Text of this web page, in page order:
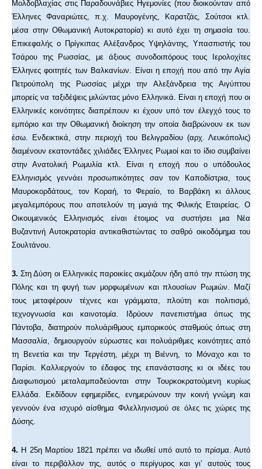
Μολδοβλαχίας στις Παραδουνάβιες Ηγεμονίες (που διοικούνταν από
Έλληνες Φαναριώτες, π.χ. Μαυρογένης, Καρατζάς, Σούτσοι κτλ.
μέσα στην Οθωμανική Αυτοκρατορία) κι αυτό έχει τη σημασία του.
Επικεφαλής ο Πρίγκιπας Αλέξανδρος Υψηλάντης, Υπασπιστής του
Τσάρου της Ρωσσίας, με άξιους συνοδοιπόρους τους Ιερολοχίτες
Έλληνες φοιτητές των Βαλκανίων. Είναι η εποχή που από την Αγία
Πετρούπολη της Ρωσσίας μέχρι την Αλεξάνδρεια της Αιγύπτου
μπορείς να ταξιδέψεις μιλώντας μόνο Ελληνικά. Είναι η εποχή που οι
Ελληνικές κοινότητες διαπρέπουν κι έχουν υπό τον έλεγχό τους το
εμπόριο και την Οθωμανική διοίκηση την οποία διαβρώνουν εκ των
έσω. Ενδεικτικά, στην περιοχή του Βελιγραδίου (αρχ. Λευκόπολις)
διαμένουν εκατοντάδες χιλιάδες Έλληνες Ρωμιοί και το ίδιο συμβαίνει
στην Ανατολική Ρωμυλία κτλ. Είναι η εποχή που ο υπόδουλος
Ελληνισμός γεννάει προσωπικότητες σαν τον Καποδίστρια, τους
Μαυροκορδάτους, τον Κοραή, το Φεραίο, το Βαρβάκη κι άλλους
μεγαλεμπόρους που αποτελούν τη μαγιά της Φιλικής Εταιρείας. Ο
Οικουμενικός Ελληνισμός είναι έτοιμος να συστήσει μια Νέα
Βυζαντινή Αυτοκρατορία αντικαθιστώντας το σαθρό οικοδόμημα του
Σουλτάνου.
3. Στη Δύση οι Ελληνικές παροικίες ακμάζουν ήδη από την πτώση της
Πόλης και τη φυγή των μορφωμένων και πλουσίων Ρωμιών. Μαζί
τους μεταφέρουν τέχνες και γράμματα, πλούτη και πολιτισμό,
τεχνογνωσία και καινοτομία. Ιδρύουν πανεπιστήμια όπως της
Πάντοβα, διατηρούν πολυάριθμους εμπορικούς σταθμούς όπως στη
Μασσαλία, δημιουργούν εύρωστες και πολυάριθμες κοινότητες από
τη Βενετία και την Τεργέστη, μέχρι τη Βιέννη, το Μόναχο και το
Παρίσι. Καλλιεργούν το έδαφος της επανάστασης κι οι ιδέες του
Διαφωτισμού μεταλαμπαδεύονται στην Τουρκοκρατούμενη κυρίως
Ελλάδα. Εκδίδουν εφημερίδες, ενημερώνουν την κοινή γνώμη και
γεννούν ένα ισχυρό αίσθημα Φιλελληνισμού σε όλες τις χώρες της
Δύσης.
4. Η 25η Μαρτίου 1821 πρέπει να ιδωθεί υπό αυτό το πρίσμα. Αυτό
είναι το περιβάλλον της, αυτός ο περίγυρος και γι’ αυτούς τους